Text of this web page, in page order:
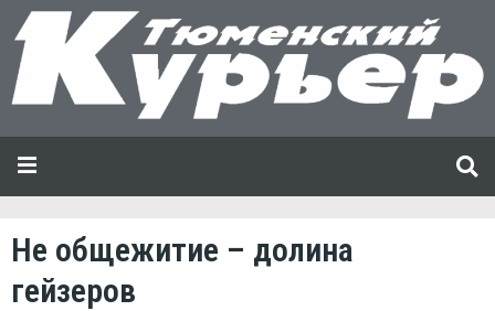
Не общежитие – долина
гейзеров